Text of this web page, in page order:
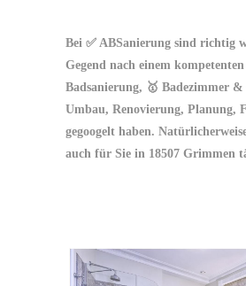
Bei ✅ ABSanierung sind richtig
Gegend nach einem
Badsanierung, 🥇 Badezimmer
Umbau, Renovierung, Planung,
gegoogelt haben.
auch für Sie in 18507 Grimmen